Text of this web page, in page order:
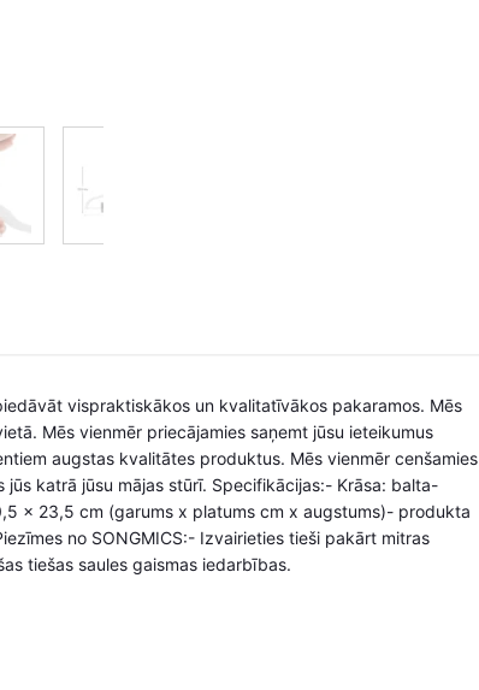
vispraktiskākos un kvalitatīvākos pakaramos. Mēs
Mēs vienmēr priecājamies saņemt jūsu ieteikumus
augstas kvalitātes produktus. Mēs vienmēr cenšamies
katrā jūsu mājas stūrī. Specifikācijas:- Krāsa: balta-
x 23,5 cm (garums x platums cm x augstums)- produkta
no SONGMICS:- Izvairieties tieši pakārt mitras
tiešas saules gaismas iedarbības.